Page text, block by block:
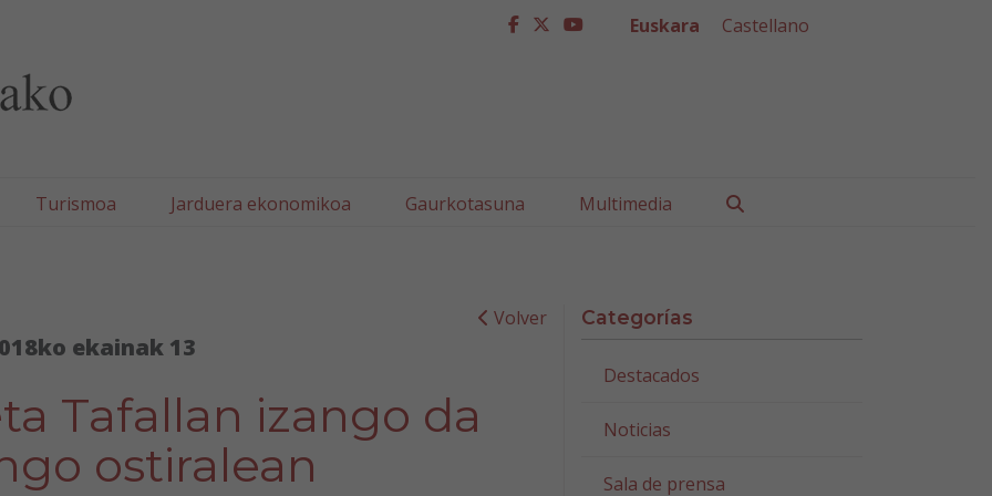
facebook
twitter
youtube
Euskara Castellano
Turismoa Jarduera ekonomikoa Gaurkotasuna Multimedia
Volver
ekainak 13
Tafallan izango da
ostiralean
Categorías
Destacados
Noticias
Sala de prensa